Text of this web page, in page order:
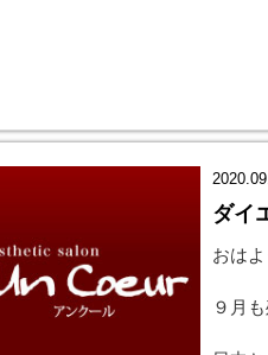
ダイ
おは
９月